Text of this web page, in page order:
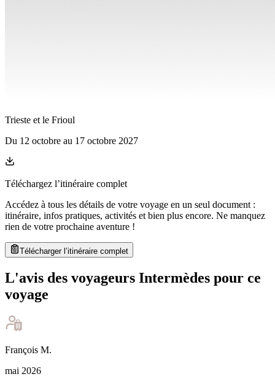
Trieste et le Frioul
Du 12 octobre au 17 octobre 2027
Téléchargez l’itinéraire complet
Accédez à tous les détails de votre voyage en un seul document :
itinéraire, infos pratiques, activités et bien plus encore. Ne manquez
rien de votre prochaine aventure !
Télécharger l’itinéraire complet
L'avis des voyageurs Intermèdes pour ce
voyage
François M.
mai 2026